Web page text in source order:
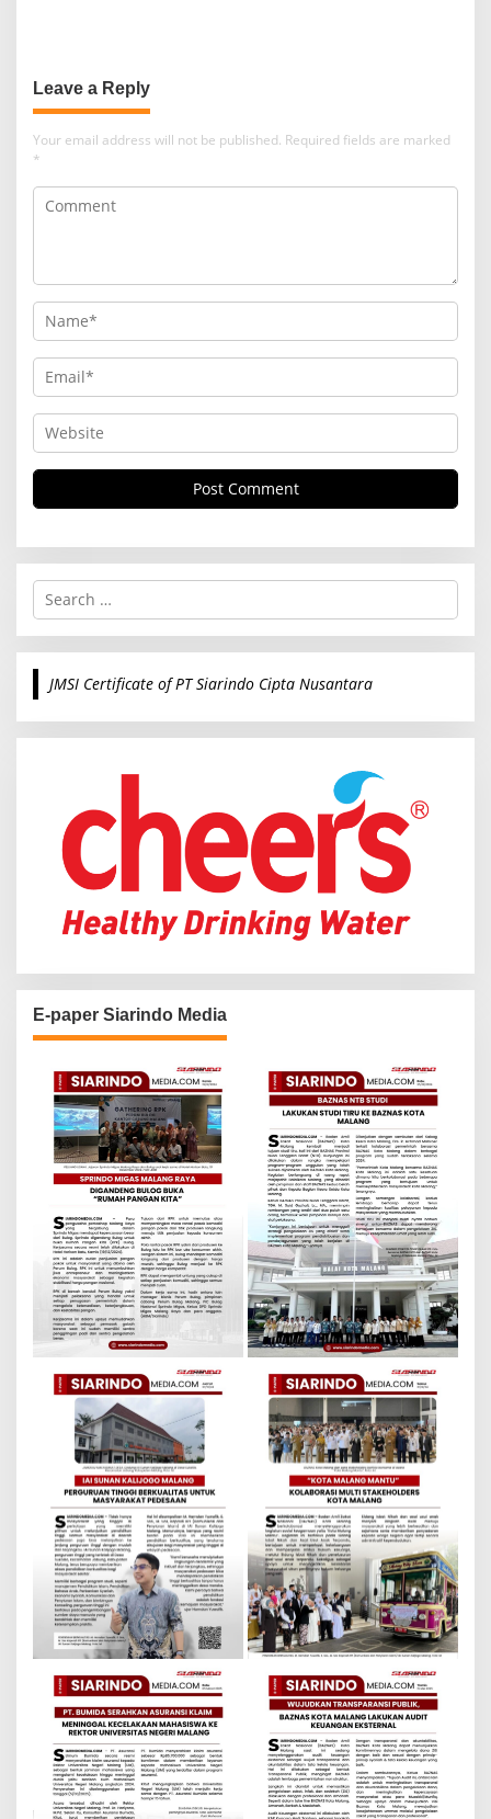
Leave a Reply
Your email address will not be published. Required fields are marked
*
S
r
c
o
JMSI Certificate of PT Siarindo Cipta Nusantara
E-paper Siarindo Media